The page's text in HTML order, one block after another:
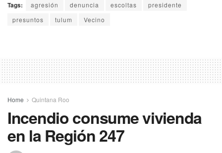
Tags: agresión denuncia escoltas
presidente
presuntos
tulum Vecino
Home Quintana Roo
Incendio consume vivienda
en la Región 247